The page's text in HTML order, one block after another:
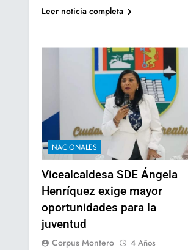
Leer noticia completa
NACIONALES
Vicealcaldesa SDE Ángela
Henríquez exige mayor
oportunidades para la
juventud
Corpus Montero
4 Años